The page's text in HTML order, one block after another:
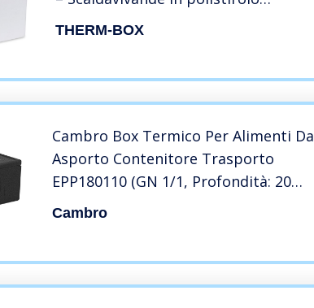
(40x30x30cm – 19,58l volume)
THERM-BOX
Cambro Box Termico Per Alimenti Da
Asporto Contenitore Trasporto
EPP180110 (GN 1/1, Profondità: 20
cm)
Cambro